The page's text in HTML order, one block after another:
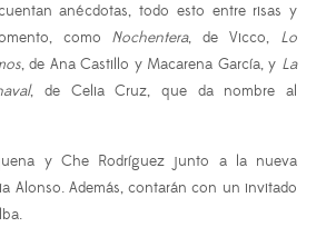
anécdotas, todo esto entre risas y
como Nochentera, de Vicco, Lo
, de Ana Castillo y Macarena García, y La
, de Celia Cruz, que da nombre al
y Che Rodríguez junto a la nueva
Alonso. Además, contarán con un invitado